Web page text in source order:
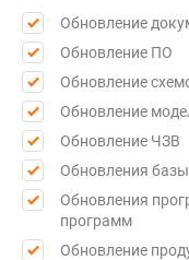
Обновление
Обновление ПО
Обновление
Обновление
Обновление ЧЗВ
Обновления
Обновления
программ
Обновление